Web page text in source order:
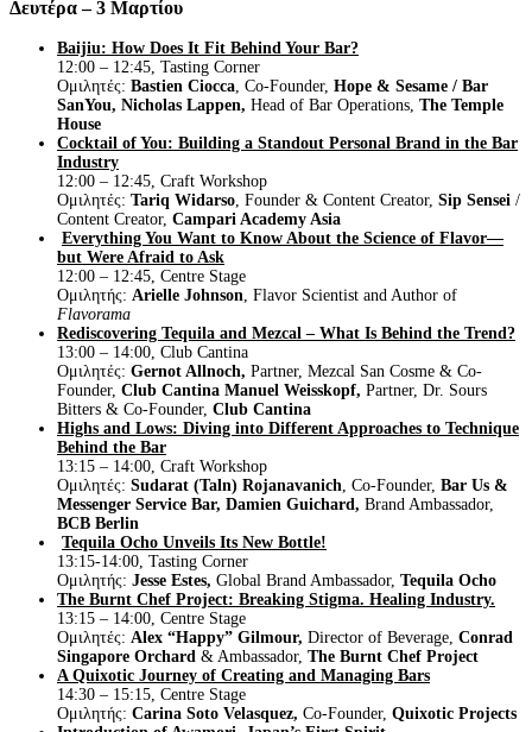
Δευτέρα – 3 Μαρτίου
Baijiu: How Does It Fit Behind Your Bar?
12:00 – 12:45, Tasting Corner
Ομιλητές: Bastien Ciocca, Co-Founder, Hope & Sesame / Bar
SanYou, Nicholas Lappen, Head of Bar Operations, The Temple
House
Cocktail of You: Building a Standout Personal Brand in the Bar
Industry
12:00 – 12:45, Craft Workshop
Ομιλητές: Tariq Widarso, Founder & Content Creator, Sip Sensei /
Content Creator, Campari Academy Asia
Everything You Want to Know About the Science of Flavor—
but Were Afraid to Ask
12:00 – 12:45, Centre Stage
Ομιλητής: Arielle Johnson, Flavor Scientist and Author of
Flavorama
Rediscovering Tequila and Mezcal – What Is Behind the Trend?
13:00 – 14:00, Club Cantina
Ομιλητές: Gernot Allnoch, Partner, Mezcal San Cosme & Co-
Founder, Club Cantina Manuel Weisskopf, Partner, Dr. Sours
Bitters & Co-Founder, Club Cantina
Highs and Lows: Diving into Different Approaches to Technique
Behind the Bar
13:15 – 14:00, Craft Workshop
Ομιλητές: Sudarat (Taln) Rojanavanich, Co-Founder, Bar Us &
Messenger Service Bar, Damien Guichard, Brand Ambassador,
BCB Berlin
Tequila Ocho Unveils Its New Bottle!
13:15-14:00, Tasting Corner
Ομιλητής: Jesse Estes, Global Brand Ambassador, Tequila Ocho
The Burnt Chef Project: Breaking Stigma. Healing Industry.
13:15 – 14:00, Centre Stage
Ομιλητές: Alex “Happy” Gilmour, Director of Beverage, Conrad
Singapore Orchard & Ambassador, The Burnt Chef Project
A Quixotic Journey of Creating and Managing Bars
14:30 – 15:15, Centre Stage
Ομιλητής: Carina Soto Velasquez, Co-Founder, Quixotic Projects